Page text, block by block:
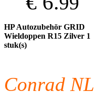
HP Autozubehör GRID
Wieldoppen R15 Zilver 1
stuk(s)
Conrad NL